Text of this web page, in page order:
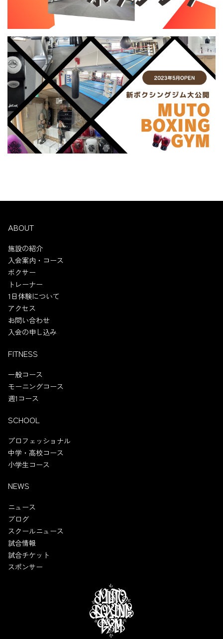
ABOUT
施設の紹介
入会案内・コース
ボクサー
トレーナー
1日体験について
アクセス
お問い合わせ
入会の申し込み
FITNESS
一般コース
モーニングコース
週1コース
SCHOOL
プロフェッショナル
中学・高校コース
小学生コース
NEWS
ニュース
ブログ
スクールニュース
試合情報
試合チケット
スポンサー